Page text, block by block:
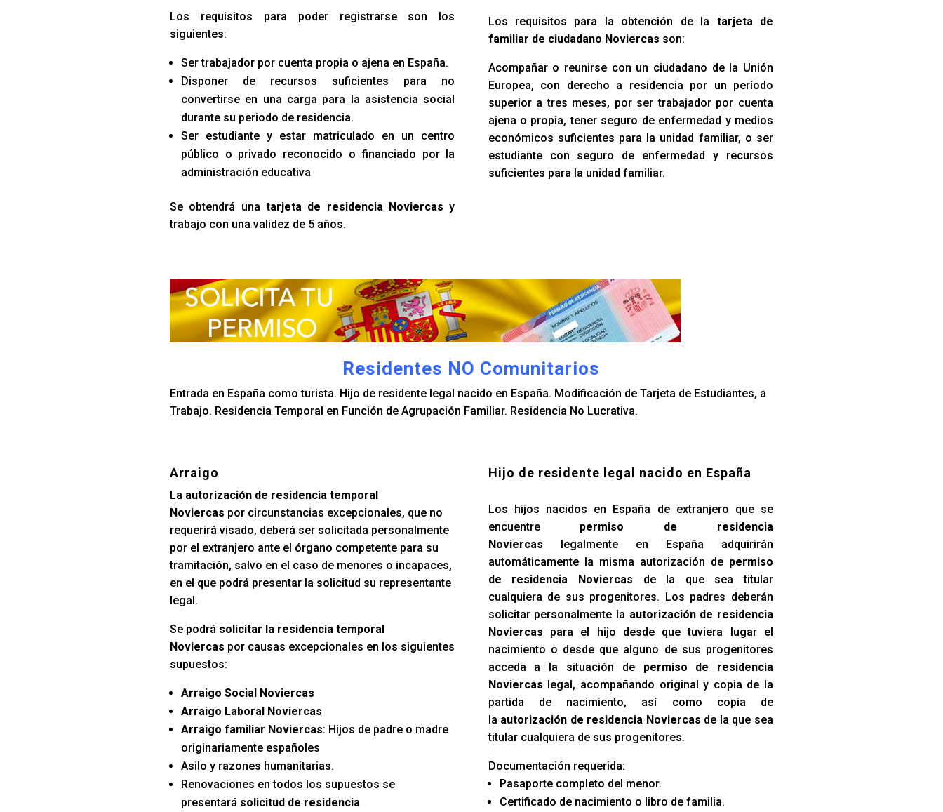
Los requisitos para poder registrarse son los
siguientes:
Ser trabajador por cuenta propia o ajena en España.
Disponer de recursos suficientes para no
convertirse en una carga para la asistencia social
durante su periodo de residencia.
Ser estudiante y estar matriculado en un centro
público o privado reconocido o financiado por la
administración educativa
Se obtendrá una tarjeta de residencia Noviercas y
trabajo con una validez de 5 años.
Los requisitos para la obtención de la tarjeta de
familiar de ciudadano Noviercas son:
Acompañar o reunirse con un ciudadano de la Unión
Europea, con derecho a residencia por un período
superior a tres meses, por ser trabajador por cuenta
ajena o propia, tener seguro de enfermedad y medios
económicos suficientes para la unidad familiar, o ser
estudiante con seguro de enfermedad y recursos
suficientes para la unidad familiar.
Residentes NO Comunitarios
Entrada en España como turista. Hijo de residente legal nacido en España. Modificación de Tarjeta de Estudiantes, a
Trabajo. Residencia Temporal en Función de Agrupación Familiar. Residencia No Lucrativa.
Arraigo
La autorización de residencia temporal
Noviercas por circunstancias excepcionales, que no
requerirá visado, deberá ser solicitada personalmente
por el extranjero ante el órgano competente para su
tramitación, salvo en el caso de menores o incapaces,
en el que podrá presentar la solicitud su representante
legal.
Se podrá solicitar la residencia temporal
Noviercas por causas excepcionales en los siguientes
supuestos:
Arraigo Social Noviercas
Arraigo Laboral Noviercas
Arraigo familiar Noviercas: Hijos de padre o madre
originariamente españoles
Asilo y razones humanitarias.
Renovaciones en todos los supuestos se
presentará solicitud de residencia
Hijo de residente legal nacido en España
Los hijos nacidos en España de extranjero que se
encuentre permiso de residencia
Noviercas legalmente en España adquirirán
automáticamente la misma autorización de permiso
de residencia Noviercas de la que sea titular
cualquiera de sus progenitores. Los padres deberán
solicitar personalmente la autorización de residencia
Noviercas para el hijo desde que tuviera lugar el
nacimiento o desde que alguno de sus progenitores
acceda a la situación de permiso de residencia
Noviercas legal, acompañando original y copia de la
partida de nacimiento, así como copia de
la autorización de residencia Noviercas de la que sea
titular cualquiera de sus progenitores.
Documentación requerida:
Pasaporte completo del menor.
Certificado de nacimiento o libro de familia.